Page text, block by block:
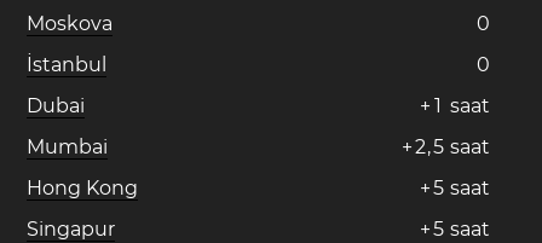
Moskova
0
İstanbul
0
Dubai
+ 1 saat
Mumbai
+2,5 saat
Hong Kong
+5 saat
Singapur
+5 saat